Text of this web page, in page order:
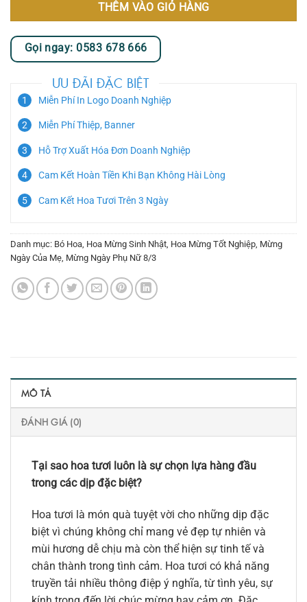
THÊM VÀO GIỎ HÀNG
Gọi ngay: 0583 678 666
ƯU ĐÃI ĐẶC BIỆT
Miễn Phí In Logo Doanh Nghiệp
Miễn Phí Thiệp, Banner
Hỗ Trợ Xuất Hóa Đơn Doanh Nghiệp
Cam Kết Hoàn Tiền Khi Bạn Không Hài Lòng
Cam Kết Hoa Tươi Trên 3 Ngày
Danh mục: Bó Hoa Hoa Mừng Sinh Nhật Hoa Mừng Tốt Nghiệp Mừng
Ngày Của Mẹ Mừng Ngày Phụ Nữ 8/3
MÔ TẢ
ĐÁNH GIÁ (0)
Tại sao hoa tươi luôn là sự chọn lựa hàng đầu
trong các dịp đặc biệt?
Hoa tươi là món quà tuyệt vời cho những dịp đặc
biệt vì chúng không chỉ mang vẻ đẹp tự nhiên và
mùi hương dễ chịu mà còn thể hiện sự tinh tế và
chân thành trong tình cảm. Hoa tươi có khả năng
truyền tải nhiều thông điệp ý nghĩa, từ tình yêu, sự